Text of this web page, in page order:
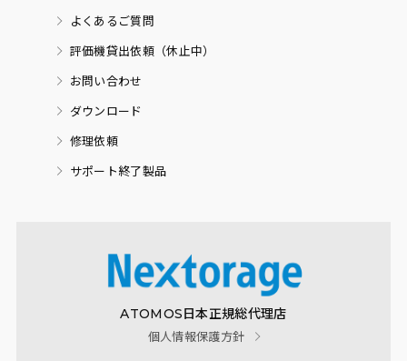
よくあるご質問
評価機貸出依頼（休止中）
お問い合わせ
ダウンロード
修理依頼
サポート終了製品
ATOMOS日本正規総代理店
個人情報保護方針